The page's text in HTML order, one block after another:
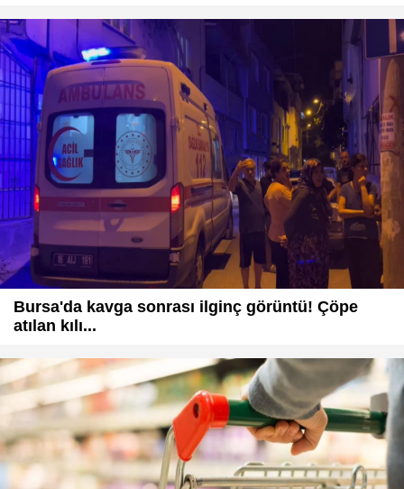
Bursa'da kavga sonrası ilginç görüntü! Çöpe
atılan kılı...